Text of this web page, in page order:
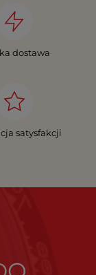
dostawa
satysfakcji